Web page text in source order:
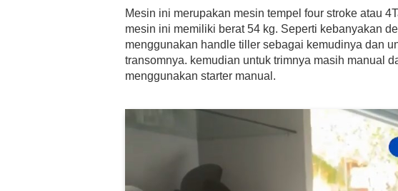
Mesin ini merupakan mesin tempel four stroke atau
mesin ini memiliki berat 54 kg. Seperti kebanyakan
menggunakan handle tiller sebagai kemudinya dan
transomnya. kemudian untuk trimnya masih manual
menggunakan starter manual.